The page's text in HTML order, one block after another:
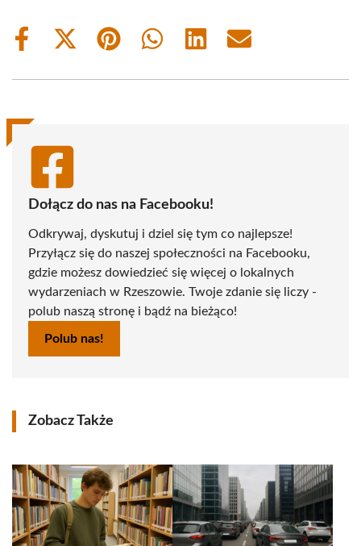
Share
Share
(Twitter)
Share
Share
Share
Share
Dołącz do nas na Facebooku!
Odkrywaj, dyskutuj i dziel się tym co najlepsze!
Przyłącz się do naszej społeczności na Facebooku,
gdzie możesz dowiedzieć się więcej o lokalnych
wydarzeniach w Rzeszowie. Twoje zdanie się liczy -
polub naszą stronę i bądź na bieżąco!
Polub nas!
Zobacz Także